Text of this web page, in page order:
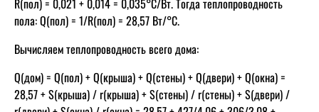
пола: Q(пол) = 1/R(пол) = 28,57 Вт/°C.
Вычисляем теплопроводность всего дома:
Q(дом) = Q(пол) + Q(крыша) + Q(стены) + Q(двери) + Q(окна) =
28,57 + S(крыша) / r(крыша) + S(стены) / r(стены) + S(двери) /